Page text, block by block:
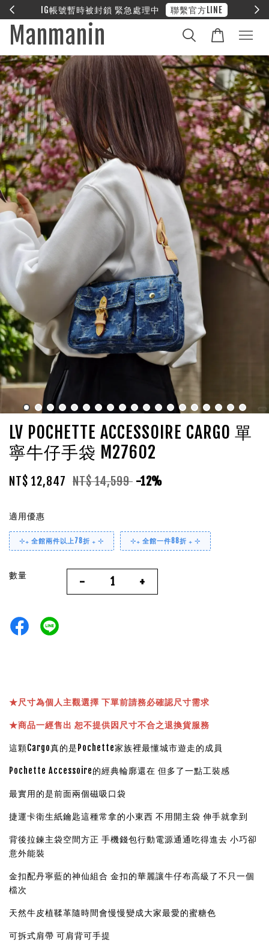
❤︎ 全館滿兩萬享免運
Manmanin
LV POCHETTE ACCESSOIRE CARGO 單
寧牛仔手袋 M27602
NT$ 12,847 NT$ 14,599 -12%
適用優惠
⊹₊ 全館兩件以上78折 ₊ ⊹ ⊹₊ 全館一件88折 ₊ ⊹
數量 - +
★尺寸為個人主觀選擇 下單前請務必確認尺寸需求
★商品一經售出 恕不提供因尺寸不合之退換貨服務
這顆Cargo真的是Pochette家族裡最懂城市遊走的成員
Pochette Accessoire的經典輪廓還在 但多了一點工裝感
最實用的是前面兩個磁吸口袋
捷運卡衛生紙鑰匙這種常拿的小東西 不用開主袋 伸手就拿到
背後拉鍊主袋空間方正 手機錢包行動電源通通吃得進去 小巧卻
意外能裝
金扣配丹寧藍的神仙組合 金扣的華麗讓牛仔布高級了不只一個
檔次
天然牛皮植鞣革隨時間會慢慢變成大家最愛的蜜糖色
可拆式肩帶 可肩背可手提